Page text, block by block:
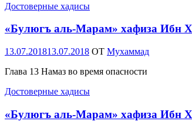
Достоверные хадисы
«Булюгъ аль-Марам» хафиза Ибн
Опубликовано
13.07.201813.07.2018 OT Мухаммад
Глава 13 Намаз во время опасности
Достоверные хадисы
«Булюгъ аль-Марам» хафиза Ибн